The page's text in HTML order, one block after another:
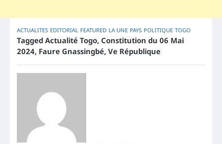
ACTUALITES EDITORIAL FEATURED LA UNE PAYS POLITIQUE TOGO
Tagged Actualité Togo, Constitution du 06 Mai
2024, Faure Gnassingbé, Ve République